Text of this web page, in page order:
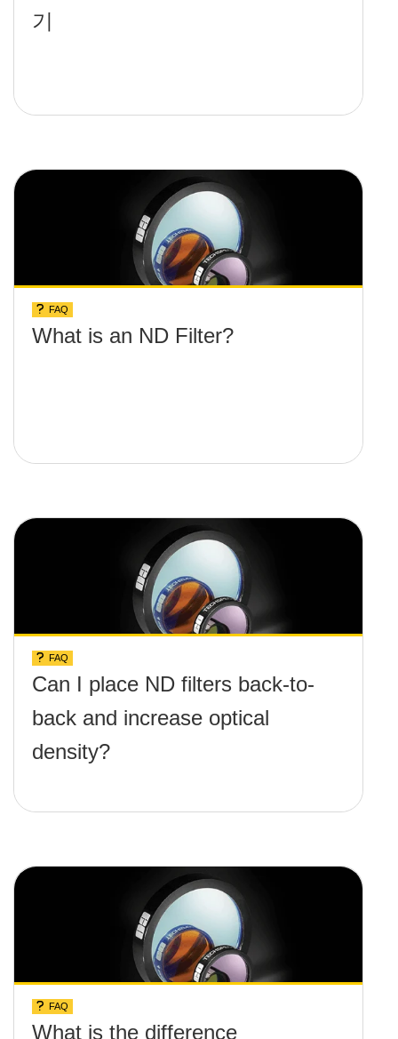
기
FAQ
What is an ND Filter?
FAQ
Can I place ND filters back-to-
back and increase optical
density?
FAQ
What is the difference